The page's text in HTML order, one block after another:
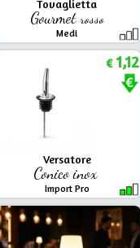
Tovaglietta
Gourmet rosso
Medi
Versatore
Conico inox
Import Pro
€1,12